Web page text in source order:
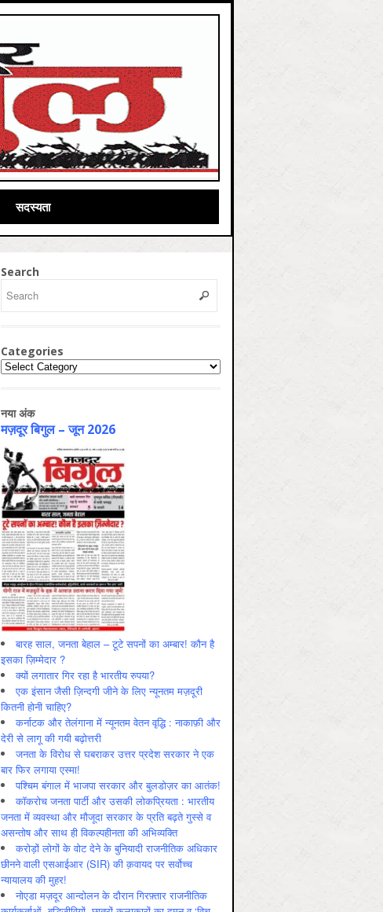
सदस्यता
Search
Categories
Categories
नया अंक
मज़दूर बिगुल – जून 2026
बारह साल, जनता बेहाल – टूटे सपनों का अम्बार! कौन है
इसका ज़िम्मेदार ?
क्यों लगातार गिर रहा है भारतीय रुपया?
एक इंसान जैसी ज़िन्दगी जीने के लिए न्यूनतम मज़दूरी
कितनी होनी चाहिए?
कर्नाटक और तेलंगाना में न्यूनतम वेतन वृद्धि : नाकाफ़ी और
देरी से लागू की गयी बढ़ोत्तरी
जनता के विरोध से घबराकर उत्तर प्रदेश सरकार ने एक
बार फिर लगाया एस्मा!
पश्चिम बंगाल में भाजपा सरकार और बुलडोज़र का आतंक!
कॉकरोच जनता पार्टी और उसकी लोकप्रियता : भारतीय
जनता में व्‍यवस्‍था और मौजूदा सरकार के प्रति बढ़ते गुस्‍से व
असन्‍तोष और साथ ही विकल्‍पहीनता की अभिव्‍यक्ति
करोड़ों लोगों के वोट देने के बुनियादी राजनीतिक अधिकार
छीनने वाली एसआईआर (SIR) की क़वायद पर सर्वोच्च
न्यायालय की मुहर!
नोएडा मज़दूर आन्दोलन के दौरान गिरफ़्तार राजनीतिक